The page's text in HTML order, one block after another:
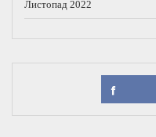
Листопад 2022